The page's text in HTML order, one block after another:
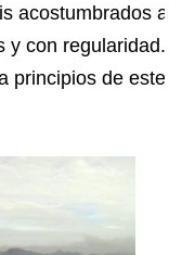
acostumbrados a
y con regularidad.
principios de este